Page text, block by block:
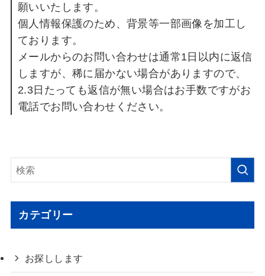
願いいたします。
個人情報保護のため、背景等一部画像を加工し
ております。
メールからのお問い合わせは通常1日以内に返信
しますが、稀に届かない場合がありますので、
2.3日たっても返信が無い場合はお手数ですがお
電話でお問い合わせください。
カテゴリー
お探しします